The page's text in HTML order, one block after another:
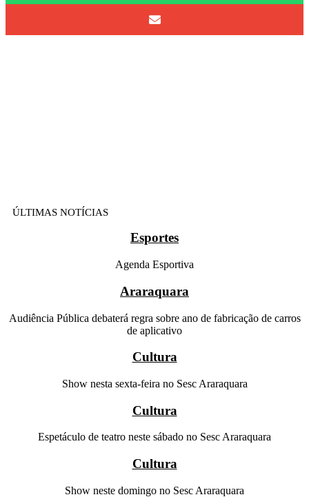
ÚLTIMAS NOTÍCIAS
Esportes
Agenda Esportiva
Araraquara
Audiência Pública debaterá regra sobre ano de fabricação de carros
de aplicativo
Cultura
Show nesta sexta-feira no Sesc Araraquara
Cultura
Espetáculo de teatro neste sábado no Sesc Araraquara
Cultura
Show neste domingo no Sesc Araraquara